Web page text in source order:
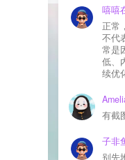
质还
成唯
嘻嘻
正常
不代
常是
低、
续优
有截
别先